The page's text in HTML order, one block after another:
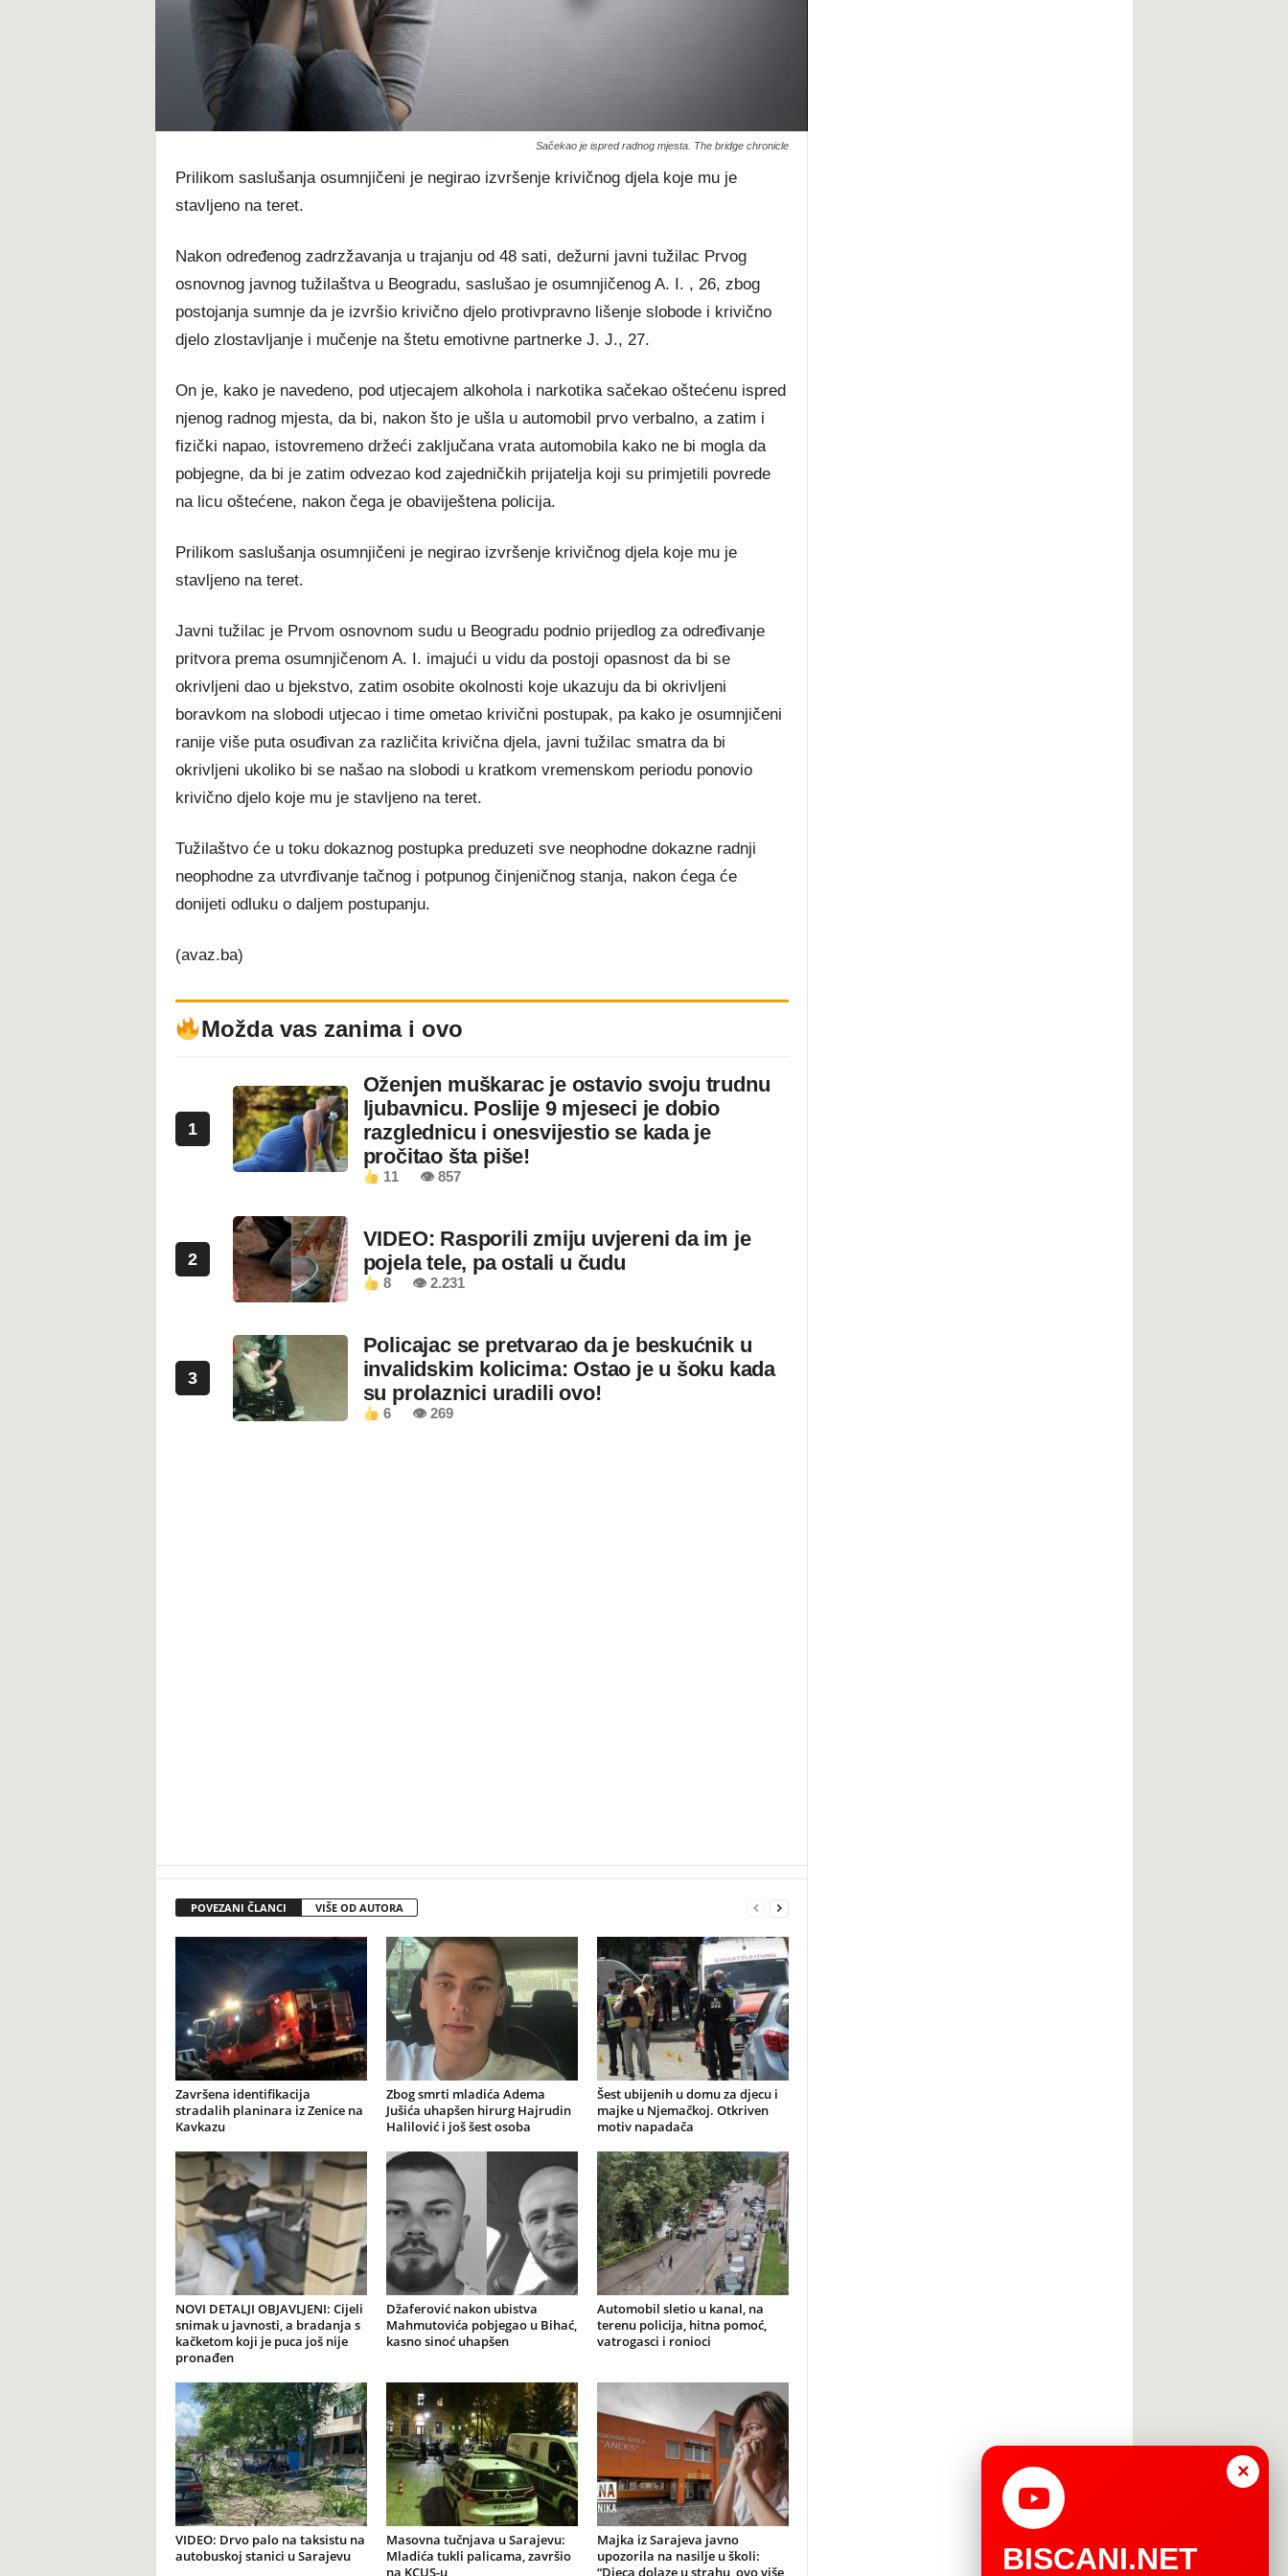
Sačekao je ispred radnog mjesta. The bridge chronicle
Prilikom saslušanja osumnjičeni je negirao izvršenje krivičnog djela koje mu je
stavljeno na teret.
Nakon određenog zadrzžavanja u trajanju od 48 sati, dežurni javni tužilac Prvog
osnovnog javnog tužilaštva u Beogradu, saslušao je osumnjičenog A. I. , 26, zbog
postojanja sumnje da je izvršio krivično djelo protivpravno lišenje slobode i krivično
djelo zlostavljanje i mučenje na štetu emotivne partnerke J. J., 27.
On je, kako je navedeno, pod utjecajem alkohola i narkotika sačekao oštećenu ispred
njenog radnog mjesta, da bi, nakon što je ušla u automobil prvo verbalno, a zatim i
fizički napao, istovremeno držeći zaključana vrata automobila kako ne bi mogla da
pobjegne, da bi je zatim odvezao kod zajedničkih prijatelja koji su primjetili povrede
na licu oštećene, nakon čega je obaviještena policija.
Prilikom saslušanja osumnjičeni je negirao izvršenje krivičnog djela koje mu je
stavljeno na teret.
Javni tužilac je Prvom osnovnom sudu u Beogradu podnio prijedlog za određivanje
pritvora prema osumnjičenom A. I. imajući u vidu da postoji opasnost da bi se
okrivljeni dao u bjekstvo, zatim osobite okolnosti koje ukazuju da bi okrivljeni
boravkom na slobodi utjecao i time ometao krivični postupak, pa kako je osumnjičeni
ranije više puta osuđivan za različita krivična djela, javni tužilac smatra da bi
okrivljeni ukoliko bi se našao na slobodi u kratkom vremenskom periodu ponovio
krivično djelo koje mu je stavljeno na teret.
Tužilaštvo će u toku dokaznog postupka preduzeti sve neophodne dokazne radnji
neophodne za utvrđivanje tačnog i potpunog činjeničnog stanja, nakon ćega će
donijeti odluku o daljem postupanju.
(avaz.ba)
Možda vas zanima i ovo
1
Oženjen muškarac je ostavio svoju trudnu
ljubavnicu. Poslije 9 mjeseci je dobio
razglednicu i onesvijestio se kada je
pročitao šta piše!
11 👁 857
2
VIDEO: Rasporili zmiju uvjereni da im je
pojela tele, pa ostali u čudu
8 👁 2.231
3
Policajac se pretvarao da je beskućnik u
invalidskim kolicima: Ostao je u šoku kada
su prolaznici uradili ovo!
6 👁 269
POVEZANI ČLANCI VIŠE OD AUTORA
Završena identifikacija
stradalih planinara iz Zenice na
Kavkazu
Zbog smrti mladića Adema
Jušića uhapšen hirurg Hajrudin
Halilović i još šest osoba
Šest ubijenih u domu za djecu i
majke u Njemačkoj. Otkriven
motiv napadača
NOVI DETALJI OBJAVLJENI: Cijeli
snimak u javnosti, a bradanja s
kačketom koji je puca još nije
pronađen
Džaferović nakon ubistva
Mahmutovića pobjegao u Bihać,
kasno sinoć uhapšen
Automobil sletio u kanal, na
terenu policija, hitna pomoć,
vatrogasci i ronioci
VIDEO: Drvo palo na taksistu na
autobuskoj stanici u Sarajevu
Masovna tučnjava u Sarajevu:
Mladića tukli palicama, završio
na KCUS-u
Majka iz Sarajeva javno
upozorila na nasilje u školi:
“Djeca dolaze u strahu, ovo više
×
BISCANI.NET